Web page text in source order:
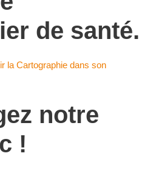
de santé.
la Cartographie dans son
notre
!